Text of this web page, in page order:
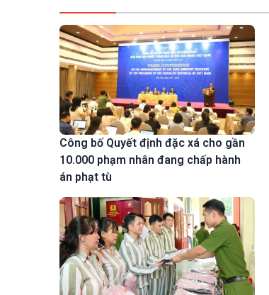
Công bố Quyết định đặc xá cho gần
10.000 phạm nhân đang chấp hành
án phạt tù